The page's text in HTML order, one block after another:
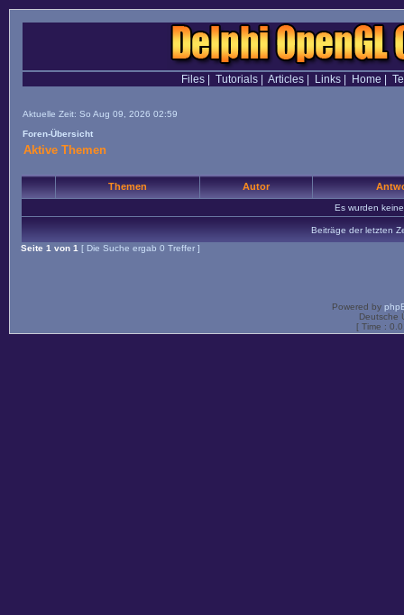
Files| Tutorials| Articles| Links| Home
Aktuelle Zeit: So Aug 09, 2026 02:59
Foren-Übersicht
Aktive Themen
Themen Autor
Es wurden
Beiträge der letzten
Seite 1 von 1 [ Die Suche ergab 0 Treffer ]
Powered by
Deutsche
[ Time :